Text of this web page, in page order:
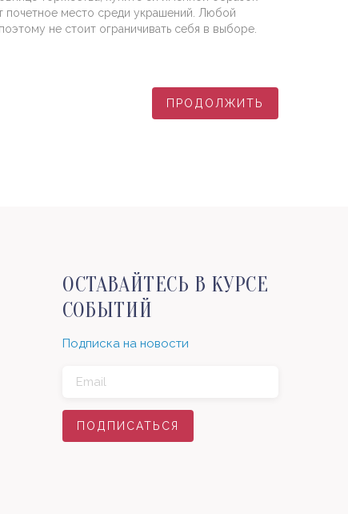
почетное место среди украшений. Любой
не стоит ограничивать себя в выборе.
ПРОДОЛЖИТЬ
ПРОДОЛЖИТЬ
ОСТАВАЙТЕСЬ В КУРСЕ
СОБЫТИЙ
Подписка на новости
ПОДПИСАТЬСЯ
ПОДПИСАТЬСЯ